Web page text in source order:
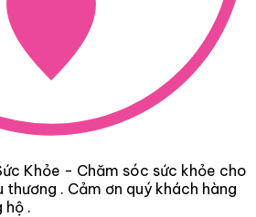
Khỏe - Chăm sóc sức khỏe cho
thương . Cảm ơn quý khách hàng
hộ .